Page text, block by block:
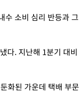
수 소비 심리 반등과 그
다. 지난해 1분기 대비
화된 가운데 택배 부문